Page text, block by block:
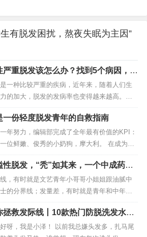
有脱发困扰，熬夜失眠为主因”
严重脱发该怎么办？找到5个病因，有
一种比较严重的疾病，近年来，随着人们生
的加大，脱发的发病率也变得越来越高。其
现脱发的情况，女性朋友们是需要尤其的注
很有可能是患上了某种疾病，所以是一...
一份轻度脱发青年的自救指南
年努力，编辑部完成了全年最有价值的KPI：
位鲜嫩、俊秀的小奶狗，摩大利。 在成为团
上，少年脱发成了摩大...
性脱发，“秃”如其来，一个中成药，
你的发际线！
，有时就是文艺青年小哥哥小姐姐跟油腻中
的分界线；发量差，有时就是青年和中年的
。头发很重要，重要到影响个人颜值，影响
高低。 现在网上流行这样一段话：世界上最
拯救发际线丨10款热门防脱洗发水横
内含敏感肌选购推荐）
呀，我是小泽！ 以前我总嫌头发多，扎马尾